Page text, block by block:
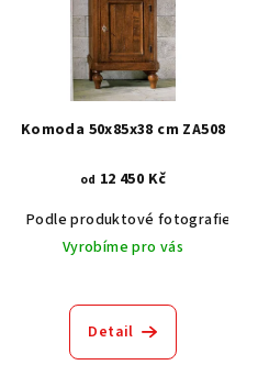
Komoda 50x85x38 cm ZA508
od 12 450 Kč
Podle produktové fotografie
Vyrobíme pro vás
Detail